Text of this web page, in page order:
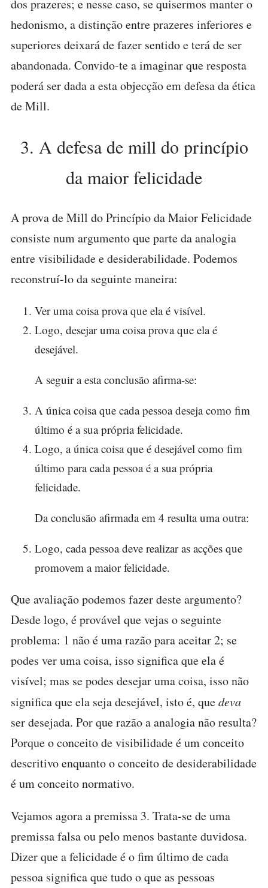
dos prazeres; e nesse caso, se quisermos manter o
hedonismo, a distinção entre prazeres inferiores e
superiores deixará de fazer sentido e terá de ser
abandonada. Convido-te a imaginar que resposta
poderá ser dada a esta objecção em defesa da ética
de Mill.
3. A defesa de mill do princípio
da maior felicidade
A prova de Mill do Princípio da Maior Felicidade
consiste num argumento que parte da analogia
entre visibilidade e desiderabilidade. Podemos
reconstruí-lo da seguinte maneira:
Ver uma coisa prova que ela é visível.
Logo, desejar uma coisa prova que ela é
desejável.
A seguir a esta conclusão afirma-se:
A única coisa que cada pessoa deseja como fim
último é a sua própria felicidade.
Logo, a única coisa que é desejável como fim
último para cada pessoa é a sua própria
felicidade.
Da conclusão afirmada em 4 resulta uma outra:
Logo, cada pessoa deve realizar as acções que
promovem a maior felicidade.
Que avaliação podemos fazer deste argumento?
Desde logo, é provável que vejas o seguinte
problema: 1 não é uma razão para aceitar 2; se
podes ver uma coisa, isso significa que ela é
visível; mas se podes desejar uma coisa, isso não
significa que ela seja desejável, isto é, quedeva
ser desejada. Por que razão a analogia não resulta?
Porque o conceito de visibilidade é um conceito
descritivo enquanto o conceito de desiderabilidade
é um conceito normativo.
Vejamos agora a premissa 3. Trata-se de uma
premissa falsa ou pelo menos bastante duvidosa.
Dizer que a felicidade é o fim último de cada
pessoa significa que tudo o que as pessoas